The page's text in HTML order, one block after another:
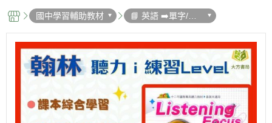
國中學習輔助教材
📘 英語 ➡️單字/文
法/聽力/閱讀